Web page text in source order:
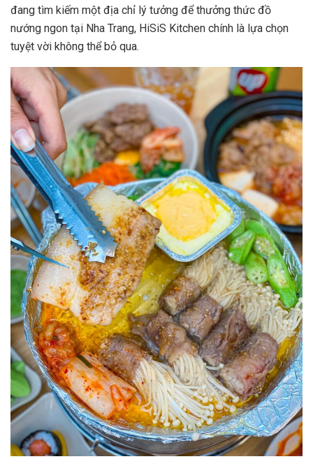
đang tìm kiếm một địa chỉ lý tưởng để thưởng thức đồ
nướng ngon tại Nha Trang, HiSiS Kitchen chính là lựa chọn
tuyệt vời không thể bỏ qua.